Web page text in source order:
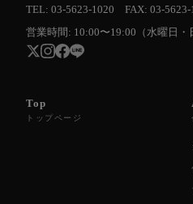
TEL: 03-5623-1020 FAX: 03-5623-
営業時間: 10:00〜19:00（水曜日・
Top
トップページ